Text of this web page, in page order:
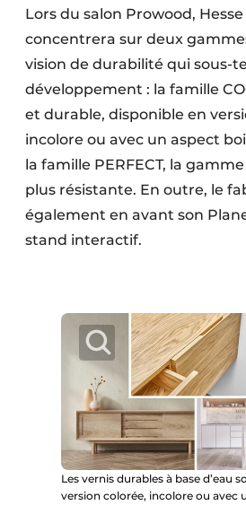
Lors du salon Prowood,
concentrera sur deux
vision de durabilité qui sous-
développement : la famille
et durable, disponible en
incolore ou avec un aspect
la famille PERFECT, la
plus résistante. En outre, le
également en avant son
stand interactif.
Les vernis durables à base d’eau
version colorée, incolore ou avec